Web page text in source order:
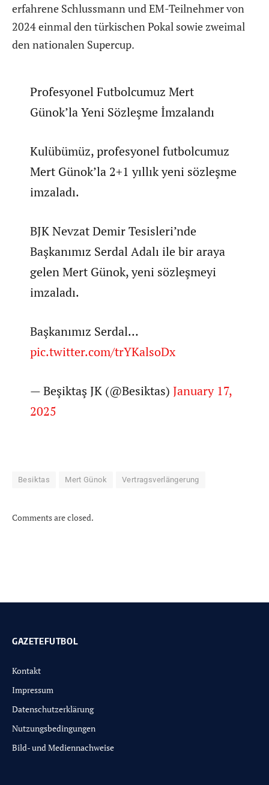
erfahrene Schlussmann und EM-Teilnehmer von
2024 einmal den türkischen Pokal sowie zweimal
den nationalen Supercup.
Profesyonel Futbolcumuz Mert
Günok’la Yeni Sözleşme İmzalandı
Kulübümüz, profesyonel futbolcumuz
Mert Günok’la 2+1 yıllık yeni sözleşme
imzaladı.
BJK Nevzat Demir Tesisleri’nde
Başkanımız Serdal Adalı ile bir araya
gelen Mert Günok, yeni sözleşmeyi
imzaladı.
Başkanımız Serdal…
pic.twitter.com/trYKalsoDx
— Beşiktaş JK (@Besiktas)January 17,
2025
Besiktas Mert Günok Vertragsverlängerung
Comments are closed.
GAZETEFUTBOL
Kontakt
Impressum
Datenschutzerklärung
Nutzungsbedingungen
Bild- und Mediennachweise